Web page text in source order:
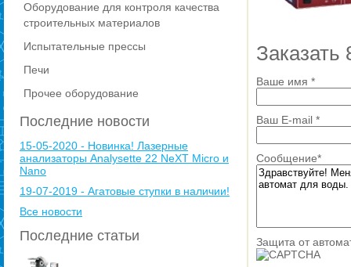
Оборудование для контроля качества
строительных материалов
Испытательные прессы
Печи
Прочее оборудование
Последние новости
15-05-2020 - Новинка! Лазерные
анализаторы Analysette 22 NeXT Micro и
Nano
19-07-2019 - Агатовые ступки в наличии!
Все новости
Последние статьи
Ваше имя *
Ваш E-mail *
Сообщение*
Защита от